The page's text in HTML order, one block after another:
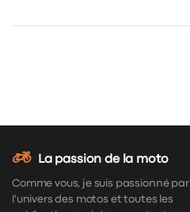
La passion de la moto
Comme vous, je suis passionné par
l'univers des motos et toutes les